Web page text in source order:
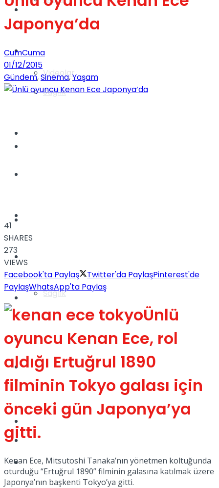
Videolar
Sağlık
TV
Kadınca
Gündem
Yaşam
Sağlık
Müzik
Sinema
Tatil
Podcast
Japonya’da
CumCuma
01/12/2015
Gündem,Sinema,Yaşam
41
SHARES
273
VIEWS
Facebook'ta Paylaş
Twitter'da PaylaşPinterest'de
PaylaşWhatsApp'ta Paylaş
Ünlü
oyuncu Kenan Ece, rol
aldığı Ertuğrul 1890
filminin Tokyo galası için
önceki gün Japonya’ya
gitti.
Kenan Ece, Mitsutoshi Tanaka’nın yönetmen koltuğunda
oturduğu “Ertuğrul 1890” filminin galasına katılmak üzere
Japonya’nın başkenti Tokyo’ya gitti.